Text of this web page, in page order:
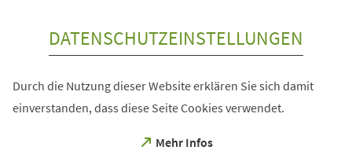
DATENSCHUTZEINSTELLUNGEN
Durch die Nutzung dieser Website erklären Sie sich damit
einverstanden, dass diese Seite Cookies verwendet.
Mehr Infos
(Öffnet